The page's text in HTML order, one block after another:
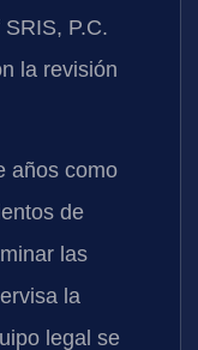
P.C.
la revisión
años como
de
las
la
legal se